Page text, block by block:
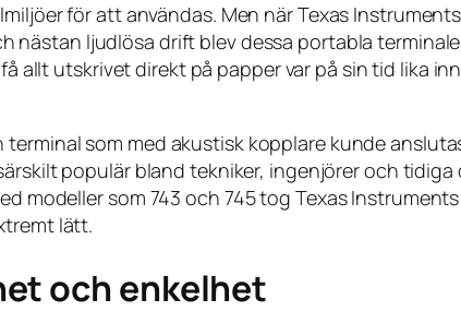
för att användas. Men när Texas
nästan ljudlösa drift blev dessa portabla
utskrivet direkt på papper var på sin tid lika
som med akustisk kopplare kunde
populär bland tekniker, ingenjörer och
modeller som 743 och 745 tog Texas
lätt.
och enkelhet